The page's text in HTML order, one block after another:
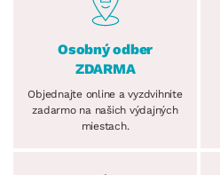
Osobný odber
ZDARMA
Objednajte online a vyzdvihnite
zadarmo na našich výdajných
miestach.